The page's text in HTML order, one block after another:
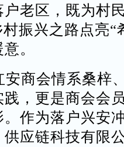
老区，既为村
振兴之路点亮“
。
商会情系桑梓
，更是商会会
作为落户兴安
应链科技有限